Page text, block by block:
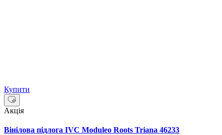
Купити
Акція
Вінілова підлога IVC Moduleo Roots Triana 46233